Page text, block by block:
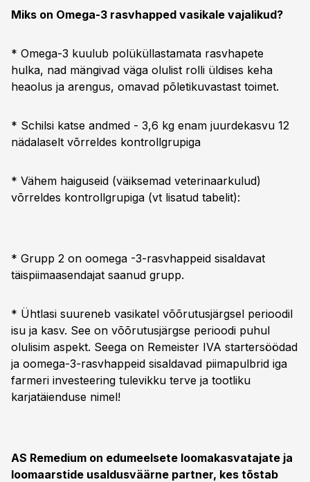
Miks on Omega-3 rasvhapped vasikale vajalikud?
* Omega-3 kuulub polüküllastamata rasvhapete
hulka, nad mängivad väga olulist rolli üldises keha
heaolus ja arengus, omavad põletikuvastast toimet.
* Schilsi katse andmed - 3,6 kg enam juurdekasvu 12
nädalaselt võrreldes kontrollgrupiga
* Vähem haiguseid (väiksemad veterinaarkulud)
võrreldes kontrollgrupiga (vt lisatud tabelit):
* Grupp 2 on oomega -3-rasvhappeid sisaldavat
täispiimaasendajat saanud grupp.
* Ühtlasi suureneb vasikatel võõrutusjärgsel perioodil
isu ja kasv. See on võõrutusjärgse perioodi puhul
olulisim aspekt. Seega on Remeister IVA startersöödad
ja oomega-3-rasvhappeid sisaldavad piimapulbrid iga
farmeri investeering tulevikku terve ja tootliku
karjatäienduse nimel!
AS Remedium on edumeelsete loomakasvatajate ja
loomaarstide usaldusväärne partner, kes tõstab